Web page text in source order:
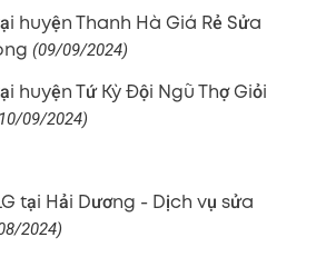
huyện Thanh Hà Giá Rẻ Sửa
(09/09/2024)
huyện Tứ Kỳ Đội Ngũ Thợ Giỏi
09/2024)
tại Hải Dương - Dịch vụ sửa
2024)